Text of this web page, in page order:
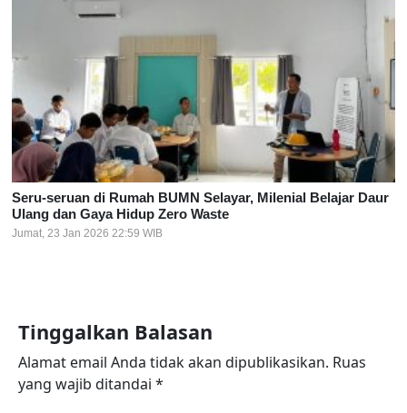
Seru-seruan di Rumah BUMN Selayar, Milenial Belajar Daur
Ulang dan Gaya Hidup Zero Waste
Jumat, 23 Jan 2026 22:59 WIB
Tinggalkan Balasan
Alamat email Anda tidak akan dipublikasikan. Ruas
yang wajib ditandai *